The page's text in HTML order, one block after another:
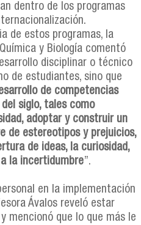
dentro de los programas
de estos programas, la
y Biología comentó
disciplinar o técnico
de estudiantes, sino que
de competencias
siglo, tales como
adoptar y construir un
de estereotipos y prejuicios,
de ideas, la curiosidad,
la incertidumbre”.
en la implementación
Ávalos reveló estar
mencionó que lo que más le